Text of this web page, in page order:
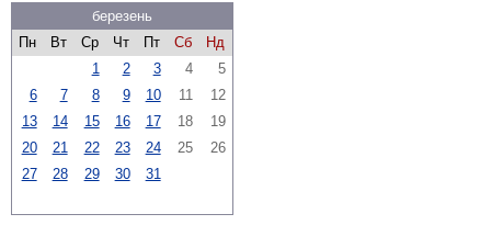
березень
Пн
Вт Ср Чт Пт Сб
Нд
1
2 3 4
5
6
7 8 9 10 11
12
13
14 15 16 17 18
19
20
21 22 23 24 25
26
27
28 29 30 31